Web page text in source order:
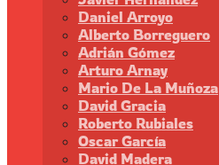
Daniel Arroyo
Alberto Borreguero
Adrián Gómez
Arturo Arnay
Mario De La Muñoza
David Gracia
Roberto Rubiales
Oscar García
David Madera